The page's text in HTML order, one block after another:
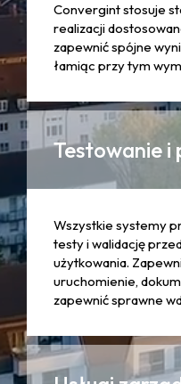
Convergint stosuje
realizacji
zapewnić spójne
łamiąc przy tym
Testowanie i
Wszystkie systemy
testy i walidację
użytkowania.
uruchomienie,
zapewnić sprawne